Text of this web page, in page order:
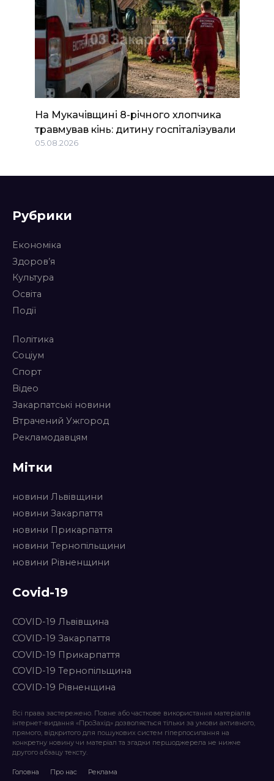
На Мукачівщині 8-річного хлопчика
травмував кінь: дитину госпіталізували
05.08.2026
Рубрики
Економіка
Здоров’я
Культура
Освіта
Події
Політика
Соціум
Спорт
Відео
Закарпатські новини
Втрачений Ужгород
Рекламодавцям
Мітки
новини Львівщини
новини Закарпаття
новини Прикарпаття
новини Тернопільщини
новини Рівненщини
Covid-19
COVID-19 Львівщина
COVID-19 Закарпаття
COVID-19 Прикарпаття
COVID-19 Тернопільщина
COVID-19 Рівненщина
Всі права застережено. Повне або часткове використання матеріалів
інтернет-видання «ПроЗахід» дозволяється тільки за умови активного,
прямого, відкритого для пошукових систем гіперпосилання на
конкретну новину чи матеріал та згадки першоджерела не нижче
другого абзацу тексту.
Головна Про нас Реклама